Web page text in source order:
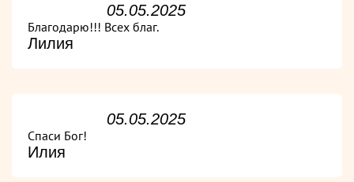
05.05.2025
Благодарю!!! Всех благ.
Лилия
05.05.2025
Спаси Бог!
Илия